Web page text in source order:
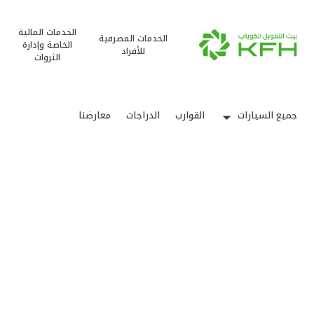
الخدمات المصرفية
للأفراد
الخدمات المالية
الخاصة وإدارة
الثروات
جميع السيارات القوارب الدراجات معارضنا